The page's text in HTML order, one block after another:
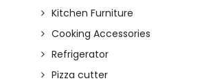
Kitchen Furniture
Cooking Accessories
Refrigerator
Pizza cutter